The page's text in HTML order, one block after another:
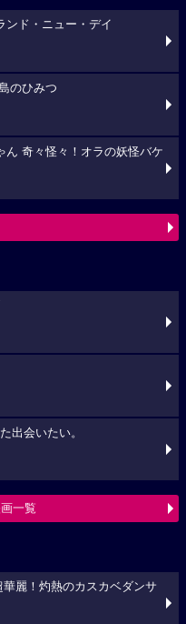
ド・ニュー・デイ
のひみつ
奇々怪々！オラの妖怪バケ
出会いたい。
一覧
麗！灼熱のカスカベダンサ